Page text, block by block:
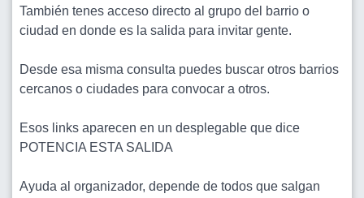
También tenes acceso directo al grupo del barrio o
ciudad en donde es la salida para invitar gente.
Desde esa misma consulta puedes buscar otros barrios
cercanos o ciudades para convocar a otros.
Esos links aparecen en un desplegable que dice
POTENCIA ESTA SALIDA
Ayuda al organizador, depende de todos que salgan